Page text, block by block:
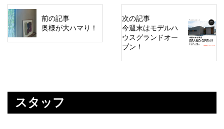
前の記事
奥様が大ハマり！
次の記事
今週末はモデルハ
ウスグランドオー
プン！
スタッフ